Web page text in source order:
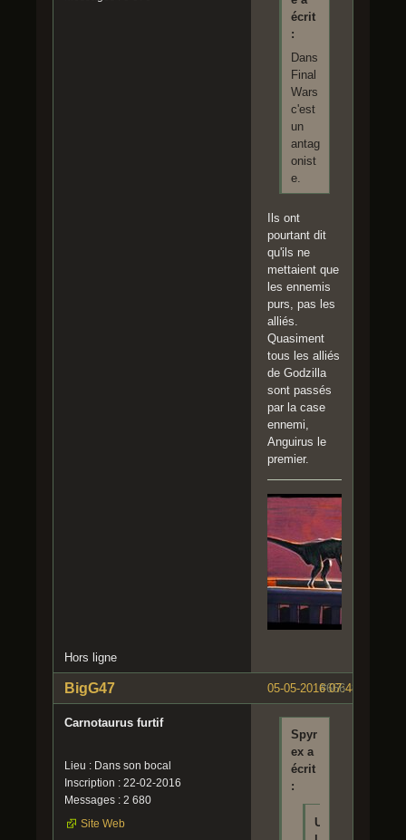
écrit
:
Dans
Final
Wars
c'est
un
antag
onist
e.
Ils ont
pourtant dit
qu'ils ne
mettaient que
les ennemis
purs, pas les
alliés.
Quasiment
tous les alliés
de Godzilla
sont passés
par la case
ennemi,
Anguirus le
premier.
Hors ligne
#666
05-05-2016 07:48:19
BigG47
Carnotaurus furtif
Lieu : Dans son bocal
Inscription : 22-02-2016
Messages : 2 680
Site Web
Spyr
ex a
écrit
:
U